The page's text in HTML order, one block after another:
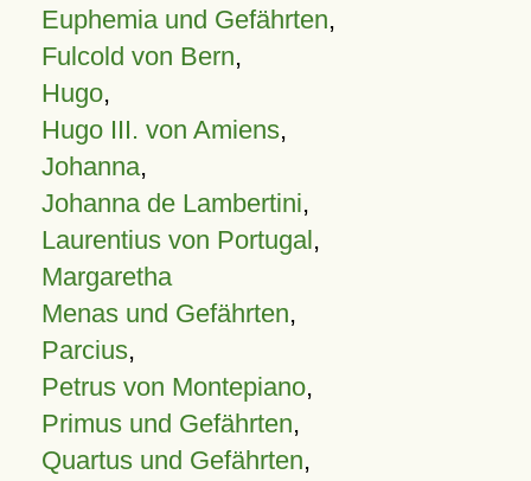
Euphemia und Gefährten,
Fulcold von Bern,
Hugo,
Hugo III. von Amiens,
Johanna,
Johanna de Lambertini,
Laurentius von Portugal,
Margaretha
Menas und Gefährten,
Parcius,
Petrus von Montepiano,
Primus und Gefährten,
Quartus und Gefährten,